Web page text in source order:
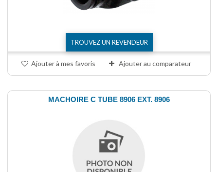
TROUVEZ UN REVENDEUR
Ajouter à mes favoris Ajouter au comparateur
MACHOIRE C TUBE 8906 EXT. 8906